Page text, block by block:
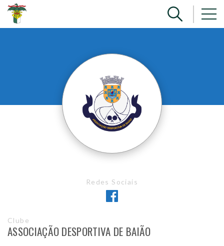
Redes Sociais
Clube
ASSOCIAÇÃO DESPORTIVA DE BAIÃO